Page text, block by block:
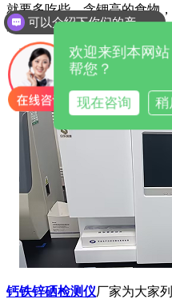
就要多吃些，含钾高的食物
选择。
钙铁锌硒检测仪厂家为大家
可以介绍下你们的产品么
欢迎来到本网
帮您？
现在咨询 稍